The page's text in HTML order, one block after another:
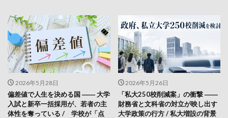
2026年5月28日
偏差値で人生を決める国 ―― 大学
入試と新卒一括採用が、若者の主
体性を奪っている / 学校が「点
2026年5月26日
「私大250校削減案」の衝撃 ――
財務省と文科省の対立が映し出す
大学政策の行方 / 私大増設の背景